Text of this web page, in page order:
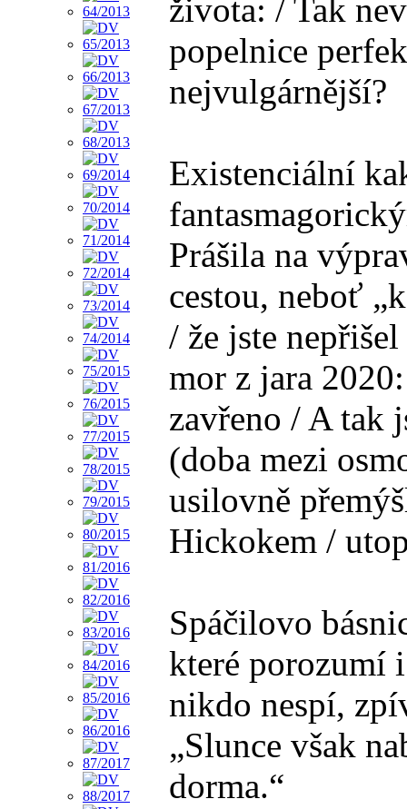
života: / Tak
popelnice
nejvulgárnější?
Existenciální
Prášila na
cestou, neboť
/ že jste
mor z jara
zavřeno / A tak
(doba mezi
usilovně
Hickokem /
Spáčilovo
které porozumí
nikdo nespí,
„Slunce však
dorma.“